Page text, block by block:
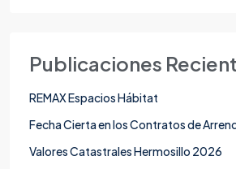
Publicaciones
REMAX Espacios Hábitat
Fecha Cierta en los Contratos de
Valores Catastrales Hermosillo 2026